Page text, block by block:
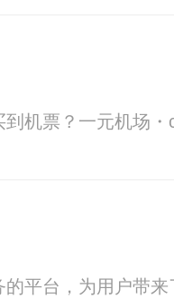
机票？一元机场
平台，为用户带